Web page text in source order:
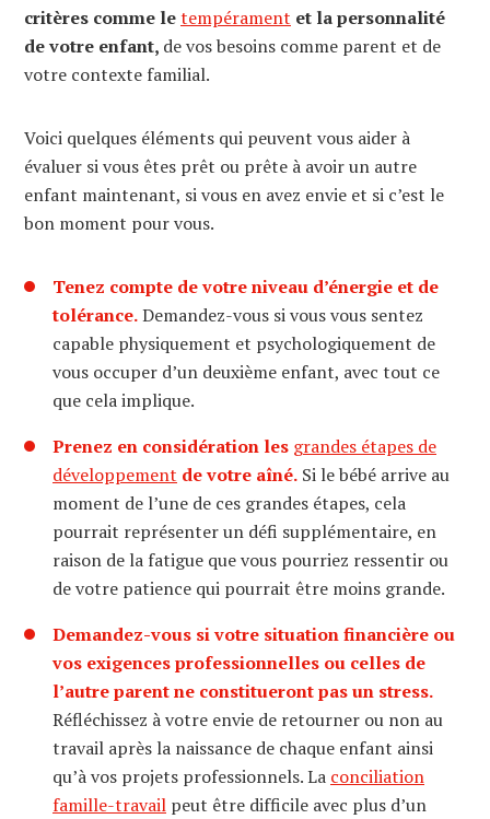
critères comme letempérament et la personnalité
de votre enfant, de vos besoins comme parent et de
votre contexte familial.
Voici quelques éléments qui peuvent vous aider à
évaluer si vous êtes prêt ou prête à avoir un autre
enfant maintenant, si vous en avez envie et si c’est le
bon moment pour vous.
Tenez compte de votre niveau d’énergie et de
tolérance.Demandez-vous si vous vous sentez
capable physiquement et psychologiquement de
vous occuper d’un deuxième enfant, avec tout ce
que cela implique.
Prenez en considération les grandes étapes de
développement de votre aîné. Si le bébé arrive au
moment de l’une de ces grandes étapes, cela
pourrait représenter un défi supplémentaire, en
raison de la fatigue que vous pourriez ressentir ou
de votre patience qui pourrait être moins grande.
Demandez-vous si votre situation financière ou
vos exigences professionnelles ou celles de
l’autre parent ne constitueront pas un stress.
Réfléchissez à votre envie de retourner ou non au
travail après la naissance de chaque enfant ainsi
qu’à vos projets professionnels. La conciliation
famille-travail peut être difficile avec plus d’un